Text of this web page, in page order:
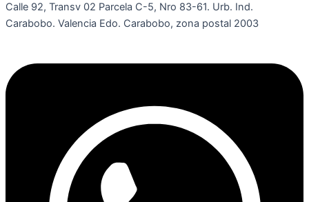
Calle 92, Transv 02 Parcela C-5, Nro 83-61. Urb. Ind.
Carabobo. Valencia Edo. Carabobo, zona postal 2003